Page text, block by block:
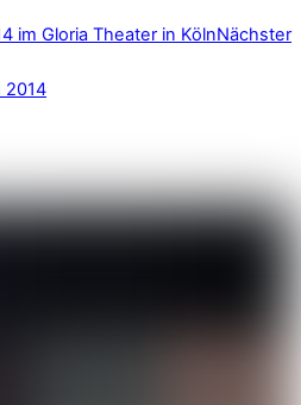
im Gloria Theater in KölnNächster
2014